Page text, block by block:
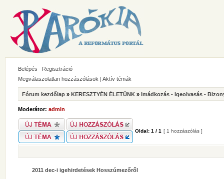
Belépés
Regisztráció
Megválaszolatlan hozzászólások | Aktív témák
Fórum kezdőlap » KERESZTYÉN ÉLETÜNK » Imádkozás - Igeolvasás -
Moderátor: admin
Oldal: 1 / 1 [ 1 hozzászólás ]
2011 dec-i igehirdetések Hosszúmezőről